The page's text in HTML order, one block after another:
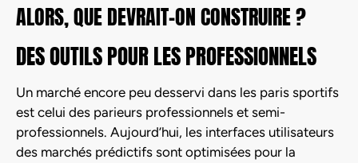
ALORS, QUE DEVRAIT-ON CONSTRUIRE ?
DES OUTILS POUR LES PROFESSIONNELS
Un marché encore peu desservi dans les paris sportifs
est celui des parieurs professionnels et semi-
professionnels. Aujourd’hui, les interfaces utilisateurs
des marchés prédictifs sont optimisées pour la